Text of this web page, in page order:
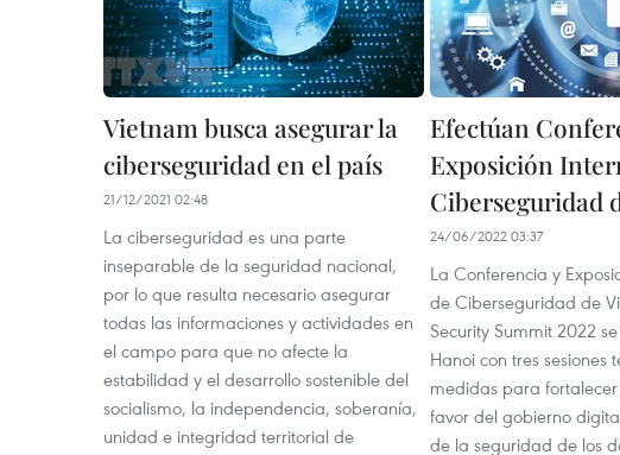
Vietnam busca asegurar la
ciberseguridad en el país
21/12/2021 02:48
La ciberseguridad es una parte
inseparable de la seguridad nacional,
por lo que resulta necesario asegurar
todas las informaciones y actividades en
el campo para que no afecte la
estabilidad y el desarrollo sostenible del
socialismo, la independencia, soberanía,
unidad e integridad territorial de
Efectúan
Exposición
Ciberseguridad
24/06/2022 03:37
La Conferencia y
de Ciberseguridad de
Security Summit 2022
Hanoi con tres sesiones
medidas para
favor del gobierno
de la seguridad de los